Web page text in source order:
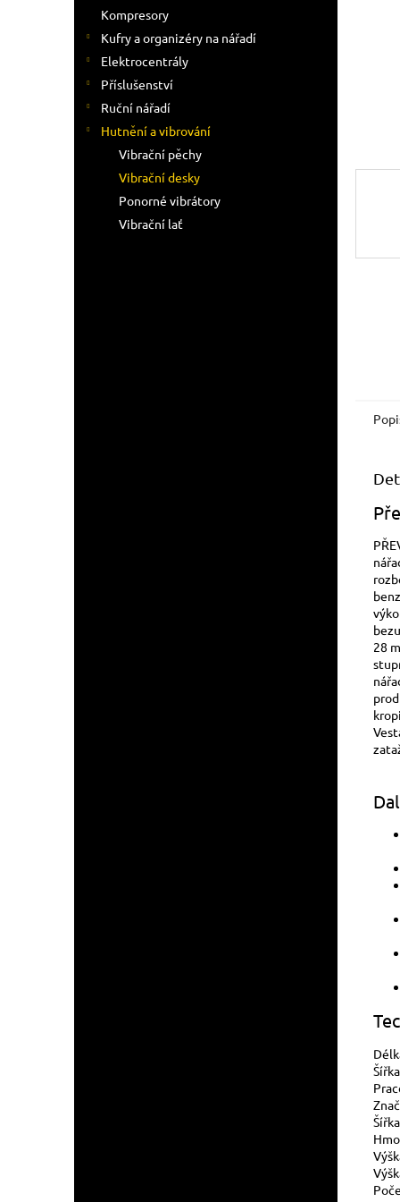
Kompresory
Kufry a organizéry na nářadí
Elektrocentrály
Příslušenství
Ruční nářadí
Hutnění a vibrování
Vibrační pěchy
Vibrační desky
Ponorné vibrátory
Vibrační lať
28